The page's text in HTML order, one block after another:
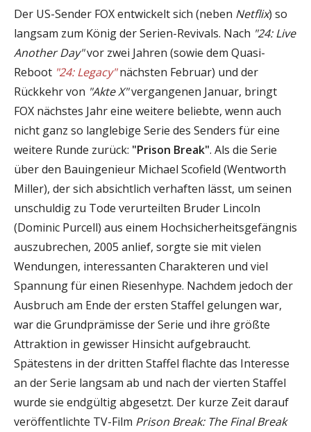
Der US-Sender FOX entwickelt sich (neben Netflix) so
langsam zum König der Serien-Revivals. Nach "24: Live
Another Day"vor zwei Jahren (sowie dem Quasi-
Reboot "24: Legacy"nächsten Februar) und der
Rückkehr von "Akte X"vergangenen Januar, bringt
FOX nächstes Jahr eine weitere beliebte, wenn auch
nicht ganz so langlebige Serie des Senders für eine
weitere Runde zurück: "Prison Break". Als die Serie
über den Bauingenieur Michael Scofield (Wentworth
Miller), der sich absichtlich verhaften lässt, um seinen
unschuldig zu Tode verurteilten Bruder Lincoln
(Dominic Purcell) aus einem Hochsicherheitsgefängnis
auszubrechen, 2005 anlief, sorgte sie mit vielen
Wendungen, interessanten Charakteren und viel
Spannung für einen Riesenhype. Nachdem jedoch der
Ausbruch am Ende der ersten Staffel gelungen war,
war die Grundprämisse der Serie und ihre größte
Attraktion in gewisser Hinsicht aufgebraucht.
Spätestens in der dritten Staffel flachte das Interesse
an der Serie langsam ab und nach der vierten Staffel
wurde sie endgültig abgesetzt. Der kurze Zeit darauf
veröffentlichte TV-Film Prison Break: The Final Break